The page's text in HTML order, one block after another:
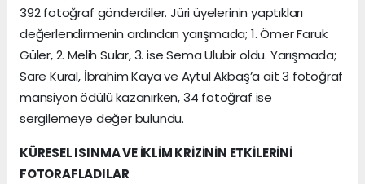
392 fotoğraf gönderdiler. Jüri üyelerinin yaptıkları
değerlendirmenin ardından yarışmada; 1. Ömer Faruk
Güler, 2. Melih Sular, 3. ise Sema Ulubir oldu. Yarışmada;
Sare Kural, İbrahim Kaya ve Aytül Akbaş’a ait 3 fotoğraf
mansiyon ödülü kazanırken, 34 fotoğraf ise
sergilemeye değer bulundu.
KÜRESEL ISINMA VE İKLİM KRİZİNİN ETKİLERİNİ
FOTORAFLADILAR